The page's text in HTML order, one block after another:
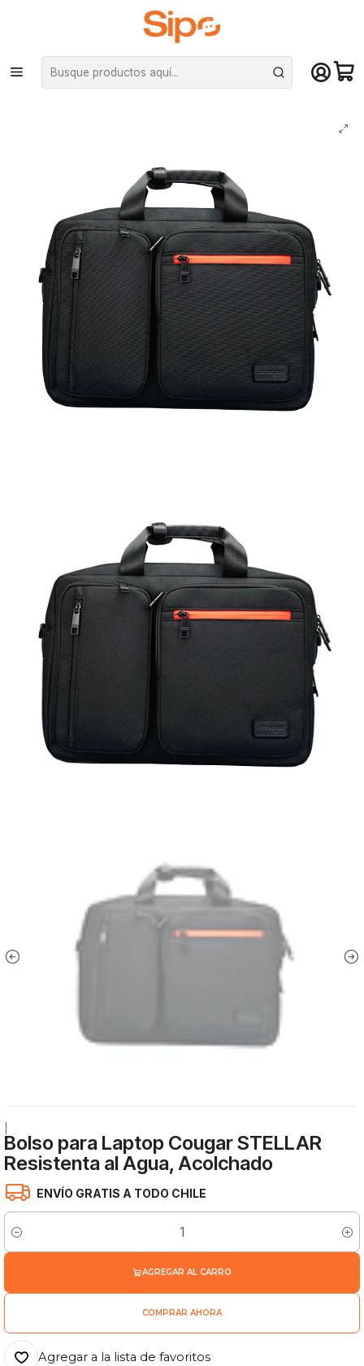
¡Compra hasta mediodía y recibe hoy! De lunes a sábado en el gran
Santiago. Envío gratis desde $29.990
Inicio Otras categorías Bolsos y fundas
Bolso para Laptop Cougar STELLAR Resistenta al Agua, Acolchado
Bolso para Laptop Cougar STELLAR
Resistenta al Agua, Acolchado
ENVÍO GRATIS A TODO CHILE
Cantidad
AGREGAR AL CARRO
COMPRAR AHORA
Agregar a la lista de favoritos